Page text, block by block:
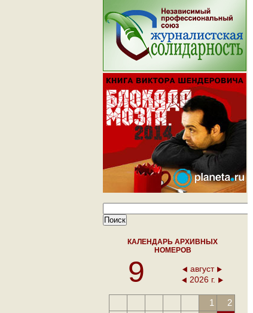
КАЛЕНДАРЬ АРХИВНЫХ
НОМЕРОВ
9
август
2026 г.
1
2